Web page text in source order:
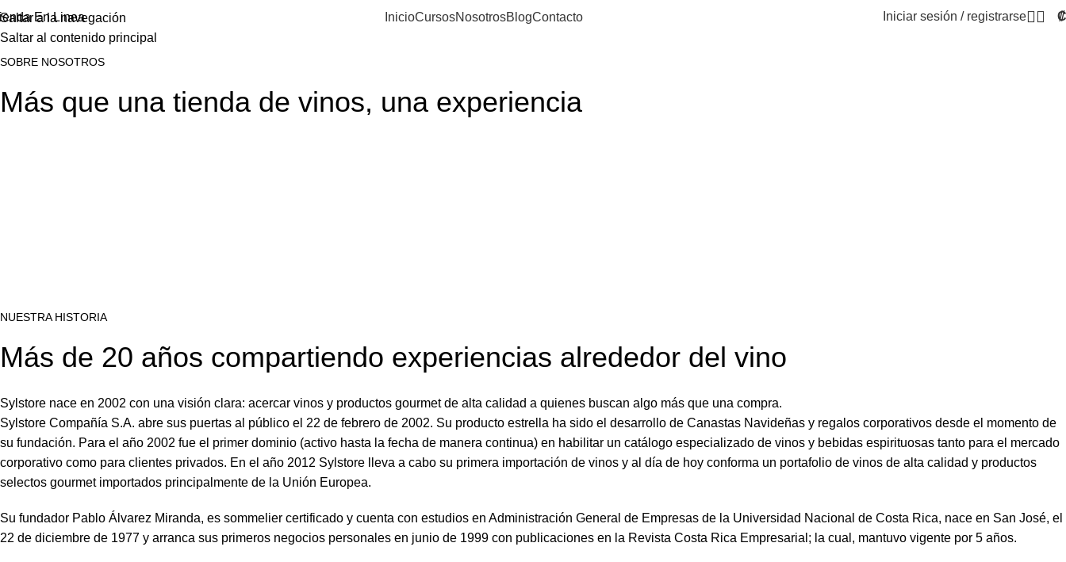
Saltar a la navegación
Saltar al contenido principal
En Linea InicioCursosNosotrosBlogContacto Iniciar sesión / registrarse ₡
SOBRE NOSOTROS
Más que una tienda de vinos, una experiencia
NUESTRA HISTORIA
Más de 20 años compartiendo experiencias alrededor del vino
Sylstore nace en 2002 con una visión clara: acercar vinos y productos gourmet de alta calidad a quienes buscan algo más que una compra.
Sylstore Compañía S.A. abre sus puertas al público el 22 de febrero de 2002. Su producto estrella ha sido el desarrollo de Canastas Navideñas y regalos corporativos desde el momento de
su fundación. Para el año 2002 fue el primer dominio (activo hasta la fecha de manera continua) en habilitar un catálogo especializado de vinos y bebidas espirituosas tanto para el mercado
corporativo como para clientes privados. En el año 2012 Sylstore lleva a cabo su primera importación de vinos y al día de hoy conforma un portafolio de vinos de alta calidad y productos
selectos gourmet importados principalmente de la Unión Europea.
Su fundador Pablo Álvarez Miranda, es sommelier certificado y cuenta con estudios en Administración General de Empresas de la Universidad Nacional de Costa Rica, nace en San José, el
22 de diciembre de 1977 y arranca sus primeros negocios personales en junio de 1999 con publicaciones en la Revista Costa Rica Empresarial; la cual, mantuvo vigente por 5 años.